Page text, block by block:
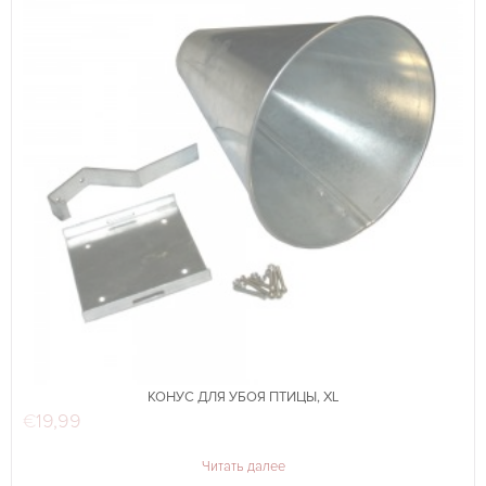
КОНУС ДЛЯ УБОЯ ПТИЦЫ, XL
€19,99
Читать далее